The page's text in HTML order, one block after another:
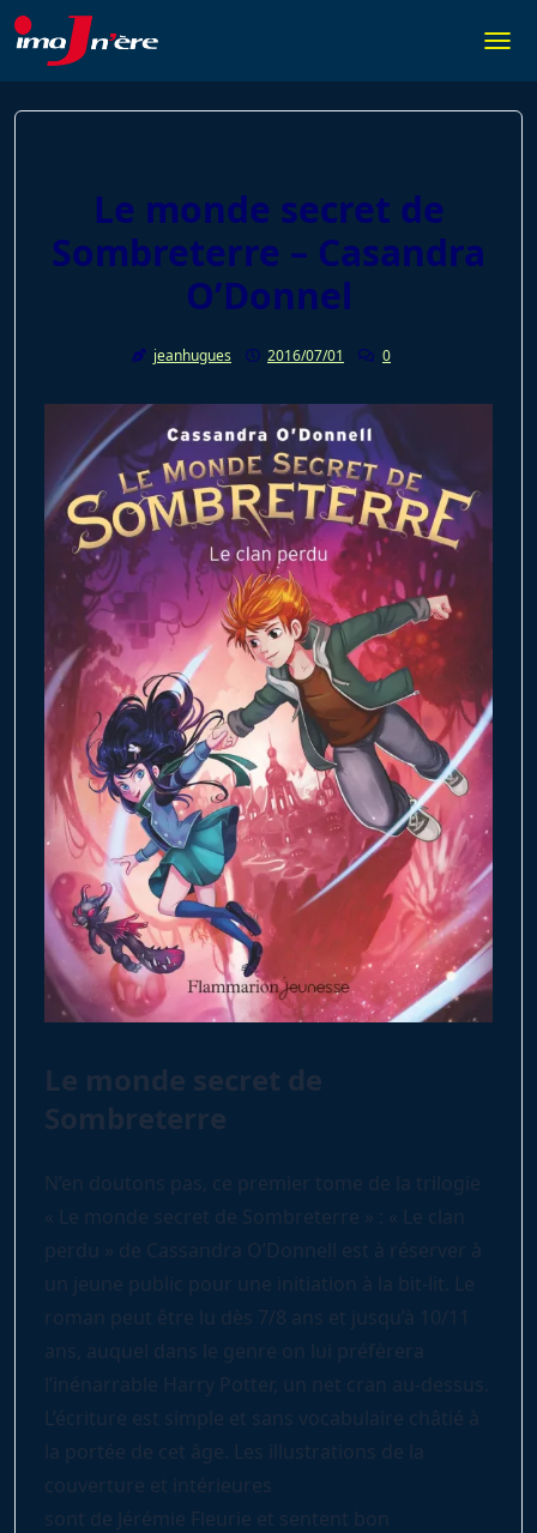
Skip
to
content
Le monde secret de
Sombreterre – Casandra
O’Donnel
jeanhugues 2016/07/01 0
Le monde secret de
Sombreterre
N’en doutons pas, ce premier tome de la trilogie
« Le monde secret de Sombreterre » : « Le clan
perdu » de Cassandra O’Donnell est à réserver à
un jeune public pour une initiation à la bit-lit. Le
roman peut être lu dès 7/8 ans et jusqu’à 10/11
ans, auquel dans le genre on lui préfèrera
l’inénarrable Harry Potter, un net cran au-dessus.
L’écriture est simple et sans vocabulaire châtié à
la portée de cet âge. Les illustrations de la
couverture et intérieures
sont de Jérémie Fleurie et sentent bon